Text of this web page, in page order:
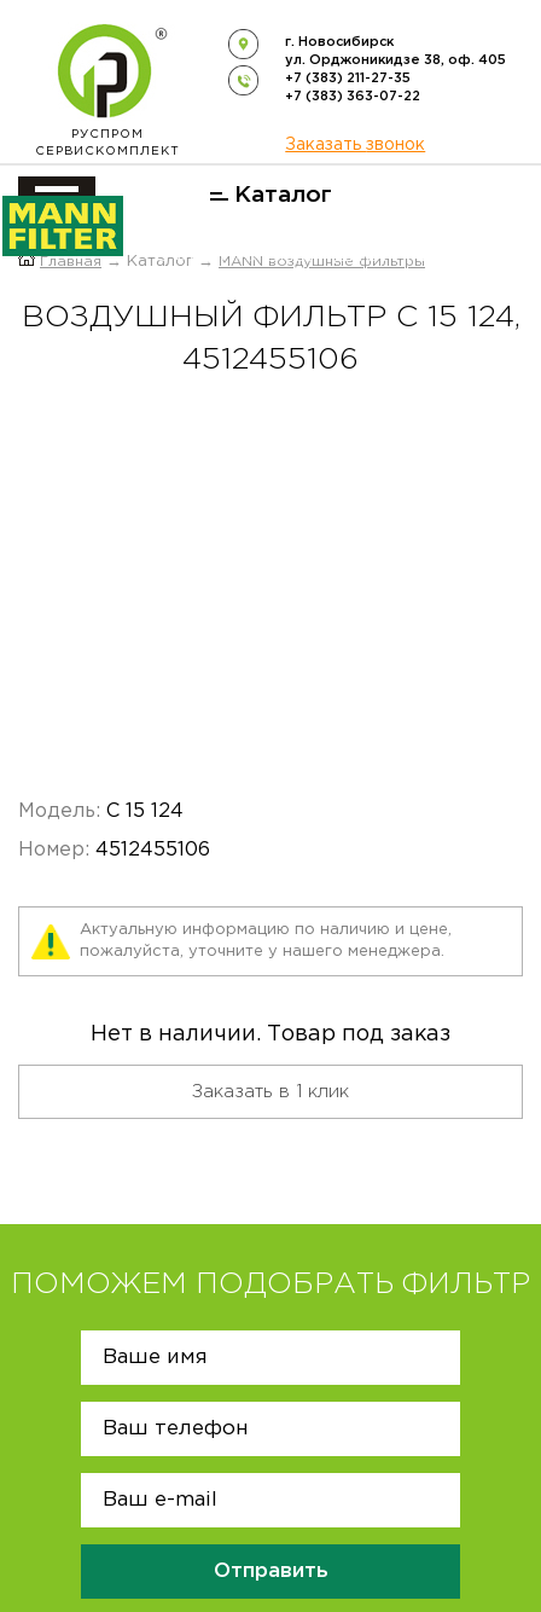
РУСПРОМ
СЕРВИСКОМПЛЕКТ
г. Новосибирск
ул. Орджоникидзе 38, оф. 405
+7 (383) 211-27-35
+7 (383) 363-07-22
Заказать звонок
Каталог
ОФИЦИАЛЬНЫЙ ДИСТРИБЬЮТОР
Главная → Каталог → MANN воздушные фильтры
ВОЗДУШНЫЙ ФИЛЬТР C 15 124,
4512455106
Модель: C 15 124
Номер: 4512455106
Актуальную информацию по наличию и цене,
пожалуйста, уточните у нашего менеджера.
Нет в наличии. Товар под заказ
Заказать в 1 клик
ПОМОЖЕМ ПОДОБРАТЬ ФИЛЬТР
Отправить